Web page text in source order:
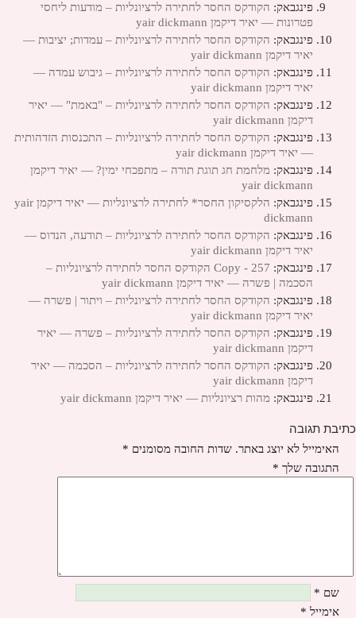
פינגבאק: הקודקס החסר לחתירה לרציונליות – מודעות ליחסי
פטרונות — יאיר דיקמן yair dickmann
פינגבאק: הקודקס החסר לחתירה לרציונליות – עמדות; יציבוּת —
יאיר דיקמן yair dickmann
פינגבאק: הקודקס החסר לחתירה לרציונליות – גיבוש עמדה —
יאיר דיקמן yair dickmann
פינגבאק: הקודקס החסר לחתירה לרציונליות – "באמת" — יאיר
דיקמן yair dickmann
פינגבאק: הקודקס החסר לחתירה לרציונליות – התכנסות הזדהותית
— יאיר דיקמן yair dickmann
פינגבאק: מלחמת חג תוגת תורה – מתפכחי ימין? — יאיר דיקמן
yair dickmann
פינגבאק:
הלקסיקון החסר* לחתירה לרציונליות — יאיר דיקמן yair
dickmann
פינגבאק: הקודקס החסר לחתירה לרציונליות – תודעה, הנדוס —
יאיר דיקמן yair dickmann
פינגבאק:
257 - Copy הקודקס החסר לחתירה לרציונליות –
הסכמה | פשרה — יאיר דיקמן yair dickmann
פינגבאק: הקודקס החסר לחתירה לרציונליות – ויתור | פשרה —
יאיר דיקמן yair dickmann
פינגבאק: הקודקס החסר לחתירה לרציונליות – פשרה — יאיר
דיקמן yair dickmann
פינגבאק: הקודקס החסר לחתירה לרציונליות – הסכמה — יאיר
דיקמן yair dickmann
פינגבאק: מהות רציונליות — יאיר דיקמן yair dickmann
כתיבת תגובה
האימייל לא יוצג באתר. שדות החובה מסומנים *
התגובה שלך *
שם *
אימייל *